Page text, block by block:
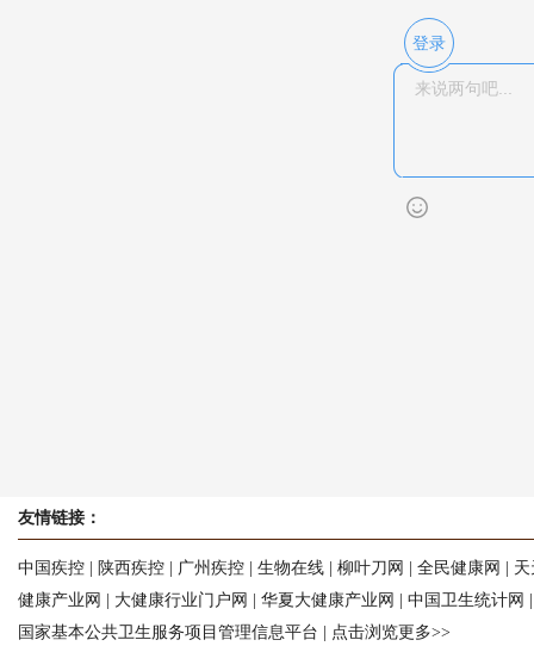
登录
友情链接：
中国疾控 陕西疾控 广州疾控 生物在线 柳叶刀网 全民健康网
健康产业网
大健康行业门户网 华夏大健康产业网 中国卫生统计网
国家基本公共卫生服务项目管理信息平台
点击浏览更多>>